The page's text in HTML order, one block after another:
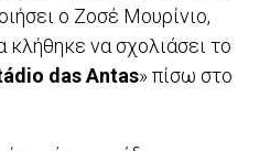
ο Ζοσέ Μουρίνιο,
κλήθηκε να σχολιάσει το
das Antas» πίσω στο